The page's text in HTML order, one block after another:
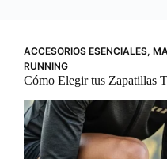
ACCESORIOS ESENCIALES,
RUNNING
Cómo Elegir tus Zapatillas